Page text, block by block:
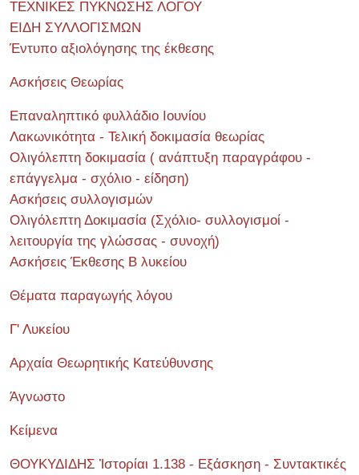
ΤΕΧΝΙΚΕΣ ΠΥΚΝΩΣΗΣ ΛΟΓΟΥ
ΕΙΔΗ ΣΥΛΛΟΓΙΣΜΩΝ
Έντυπο αξιολόγησης της έκθεσης
Ασκήσεις Θεωρίας
Επαναληπτικό φυλλάδιο Ιουνίου
Λακωνικότητα - Τελική δοκιμασία θεωρίας
Ολιγόλεπτη δοκιμασία ( ανάπτυξη παραγράφου -
επάγγελμα - σχόλιο - είδηση)
Ασκήσεις συλλογισμών
Ολιγόλεπτη Δοκιμασία (Σχόλιο- συλλογισμοί -
λειτουργία της γλώσσας - συνοχή)
Ασκήσεις Έκθεσης Β λυκείου
Θέματα παραγωγής λόγου
Γ' Λυκείου
Αρχαία Θεωρητικής Κατεύθυνσης
Άγνωστο
Κείμενα
ΘΟΥΚΥΔΙΔΗΣ Ἱστορίαι 1.138 - Εξάσκηση - Συντακτικές